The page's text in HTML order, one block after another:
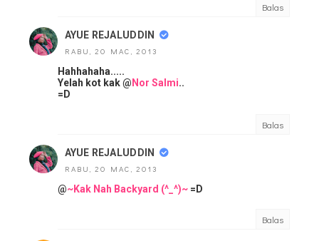
Balas
AYUE REJALUDDIN
RABU, 20 MAC, 2013
Hahhahaha.....
Yelah kot kak @ Nor Salmi..
=D
Balas
AYUE REJALUDDIN
RABU, 20 MAC, 2013
@~Kak Nah Backyard (^_^)~ =D
Balas